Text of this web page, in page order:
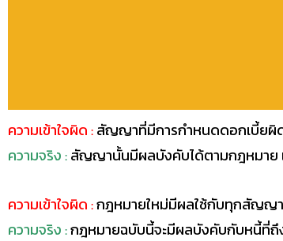
ความเข้าใจผิด :สัญญาที่มีการกำหนดดอกเบี้ยผิด
ความจริง :สัญญานั้นมีผลบังคับได้ตามกฎหมาย
ความเข้าใจผิด :กฎหมายใหม่มีผลใช้กับทุกสัญญ
ความจริง :กฎหมายฉบับนี้จะมีผลบังคับกับหนี้ที่ถึง